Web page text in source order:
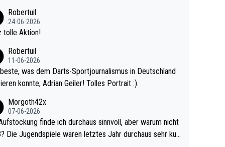
Da gewinnst keinen Blumentopf - ist ja n
eines Kreisligisten vs einem Bu
Robertuil
24-06-2026
tolle Aktion!
Robertuil
11-06-2026
was dem Darts-Sportjournalismus in Deutschland
konnte, Adrian Geiler! Tolles Portrait :).
Morgoth42x
07-06-2026
finde ich durchaus sinnvoll, aber warum nicht
sehr kur